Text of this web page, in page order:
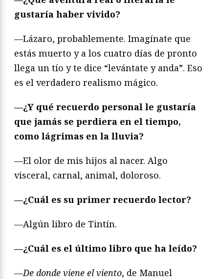
gustaría haber vivido?
—Lázaro, probablemente. Imagínate que
estás muerto y a los cuatro días de pronto
llega un tío y te dice “levántate y anda”. Eso
es el verdadero realismo mágico.
—¿Y qué recuerdo personal le gustaría
que jamás se perdiera en el tiempo,
como lágrimas en la lluvia?
—El olor de mis hijos al nacer. Algo
visceral, carnal, animal, doloroso.
—¿Cuál es su primer recuerdo lector?
—Algún libro de Tintín.
—¿Cuál es el último libro que ha leído?
—De donde viene el viento, de Manuel